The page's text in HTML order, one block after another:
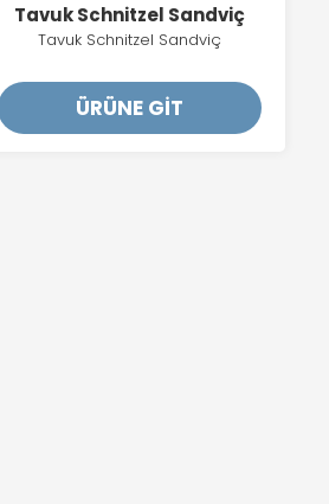
Tavuk Schnitzel Sandviç
Tavuk Schnitzel Sandviç
ÜRÜNE GİT